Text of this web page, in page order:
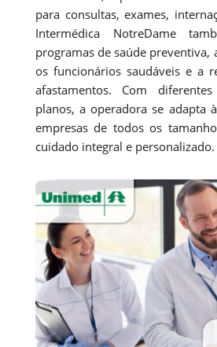
para consultas, exames,
Intermédica NotreDame
programas de saúde preventiva,
os funcionários saudáveis e a
afastamentos. Com
planos, a operadora se adapta
empresas de todos os
cuidado integral e personalizado.